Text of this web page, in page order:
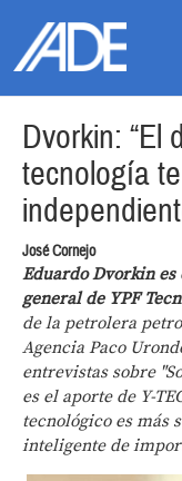
Dvorkin: “El
tecnología
José Cornejo
Eduardo Dvorkin
general de YPF
de la petrolera
Agencia Paco
entrevistas sobre
es el aporte de Y-
tecnológico es más
inteligente de